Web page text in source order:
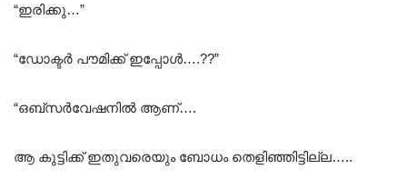
“ഇരിക്കു…”
“ഡോക്ടർ പൗമിക്ക് ഇപ്പോൾ….??”
“ഒബ്സർവേഷനിൽ ആണ്….
ആ കുട്ടിക്ക് ഇതുവരെയും ബോധം തെളിഞ്ഞിട്ടില്ല…..